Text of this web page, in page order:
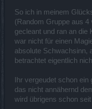
So ich in meinem
(Random Gruppe aus
gecleant und ran an die
war nicht für einen
absolute Schwachsinn,
betrachtet eigentlich
Ihr vergeudet schon
das nicht annähernd
wird übrigens schon